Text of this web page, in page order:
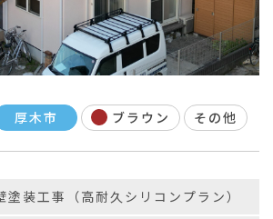
厚木市 ブラウン その他
塗装工事（高耐久シリコンプラン）